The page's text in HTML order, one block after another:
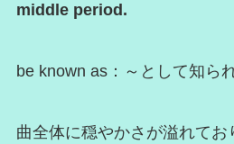
middle period.
be known as：～として知ら
曲全体に穏やかさが溢れて